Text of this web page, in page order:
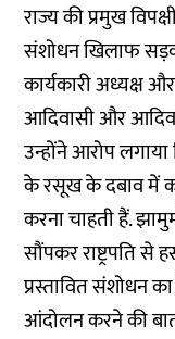
राज्य की प्रमुख
संशोधन खिलाफ सड़क
कार्यकारी अध्यक्ष
आदिवासी और
उन्होंने आरोप
के रसूख के दबाव में
करना चाहती हैं.
सौंपकर राष्ट्रपति से
प्रस्तावित संशोधन
आंदोलन करने की